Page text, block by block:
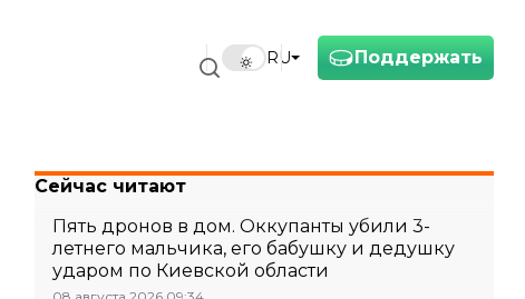
Поддержать
RU
Сейчас читают
Пять дронов в дом. Оккупанты убили 3-
летнего мальчика, его бабушку и дедушку
ударом по Киевской области